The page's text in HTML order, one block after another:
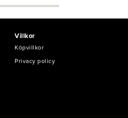
Villkor
Köpvillkor
Privacy policy